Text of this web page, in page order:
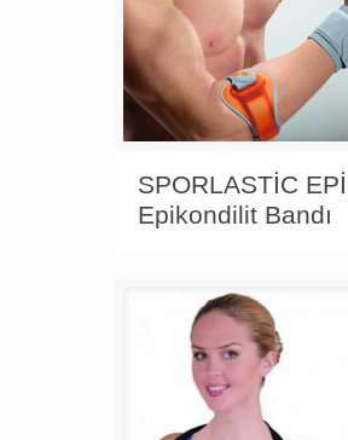
SPORLASTİC
Epikondilit Bandı